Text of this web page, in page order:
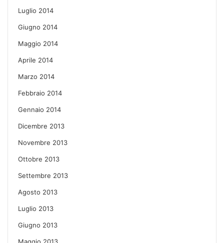
Luglio 2014
Giugno 2014
Maggio 2014
Aprile 2014
Marzo 2014
Febbraio 2014
Gennaio 2014
Dicembre 2013
Novembre 2013
Ottobre 2013
Settembre 2013
Agosto 2013
Luglio 2013
Giugno 2013